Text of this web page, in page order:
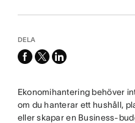
DELA
facebook
x-
linkedin
Ekonomihantering behöver
om du hanterar ett hushåll,
eller skapar en Business-